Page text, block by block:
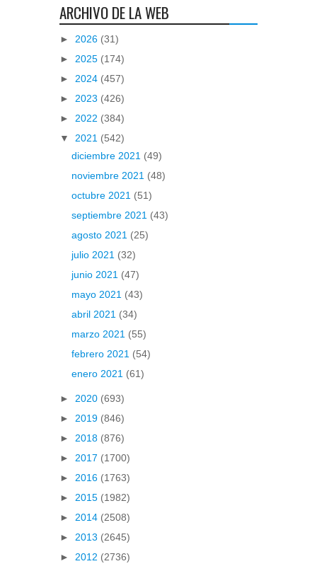
ARCHIVO DE LA WEB
► 2026 (31)
► 2025 (174)
► 2024 (457)
► 2023 (426)
► 2022 (384)
▼ 2021 (542)
diciembre 2021 (49)
noviembre 2021 (48)
octubre 2021 (51)
septiembre 2021 (43)
agosto 2021 (25)
julio 2021 (32)
junio 2021 (47)
mayo 2021 (43)
abril 2021 (34)
marzo 2021 (55)
febrero 2021 (54)
enero 2021 (61)
► 2020 (693)
► 2019 (846)
► 2018 (876)
► 2017 (1700)
► 2016 (1763)
► 2015 (1982)
► 2014 (2508)
► 2013 (2645)
► 2012 (2736)